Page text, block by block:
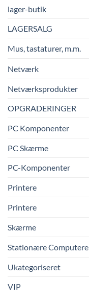
lager-butik
LAGERSALG
Mus, tastaturer, m.m.
Netværk
Netværksprodukter
OPGRADERINGER
PC Komponenter
PC Skærme
PC-Komponenter
Printere
Printere
Skærme
Stationære Computere
Ukategoriseret
VIP